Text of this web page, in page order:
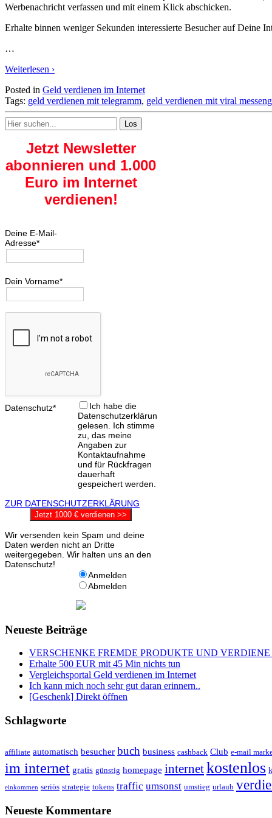
Werbenachricht verfassen und mit einem Klick abschicken.
Erhalte binnen weniger Sekunden interessierte Besucher auf Deine
…
Weiterlesen ›
Posted in Geld verdienen im Internet
Tags: geld verdienen mit telegramm, geld verdienen mit viral
Search
for:
Jetzt Newsletter
abonnieren und 1.000
Euro im Internet
verdienen!
Deine E-Mail-
Adresse*
Dein Vorname*
Datenschutz*
Ich habe die
Datenschutzerklärung
gelesen. Ich stimme
zu, das meine
Angaben zur
Kontaktaufnahme
und für Rückfragen
dauerhaft
gespeichert werden.
ZUR DATENSCHUTZERKLÄRUNG
Jetzt 1000 € verdienen >>
Wir versenden kein Spam und deine
Daten werden nicht an Dritte
weitergegeben. Wir halten uns an den
Datenschutz!
Anmelden
Abmelden
Neueste Beiträge
VERSCHENKE FREMDE PRODUKTE UND
Erhalte 500 EUR mit 45 Min nichts tun
Vergleichsportal Geld verdienen im Internet
Ich kann mich noch sehr gut daran erinnern..
[Geschenk] Direkt öffnen
Schlagworte
affiliate automatisch besucher buch business cashback Club e-mail
im internet gratis günstig homepage internetkostenlos
einkommen seriös strategie tokens traffic umsonst umstieg urlaub
Neueste Kommentare